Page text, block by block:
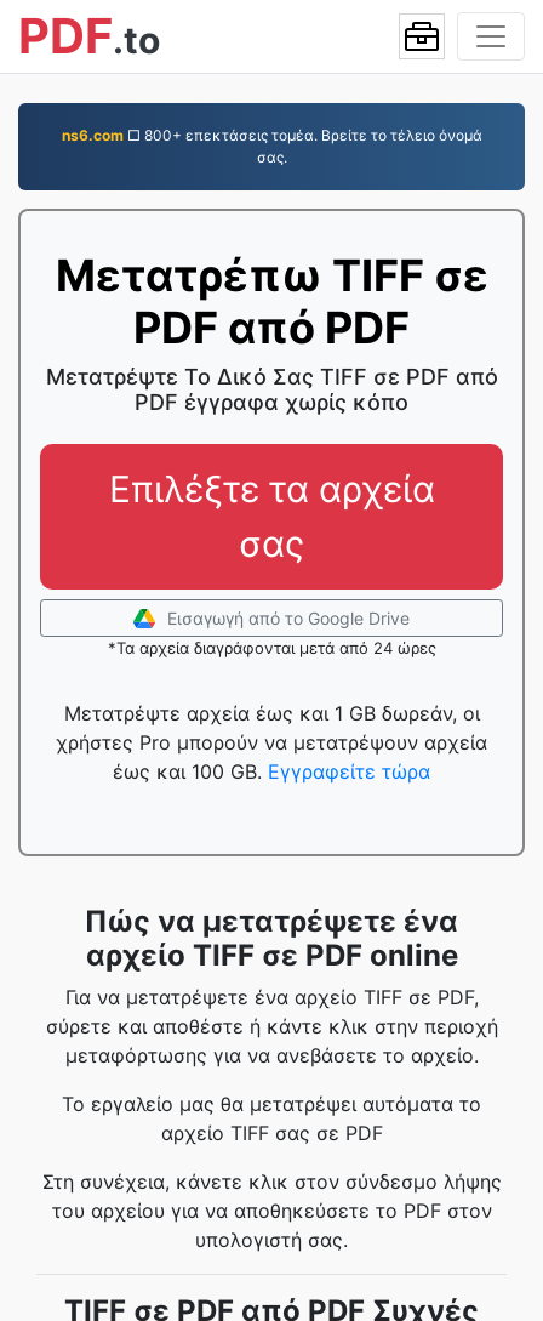
PDF.to
ns6.com□ 800+ επεκτάσεις τομέα. Βρείτε το τέλειο όνομά
σας.
Μετατρέπω TIFF σε
PDF από PDF
Μετατρέψτε Το Δικό Σας TIFF σε PDF από
PDF έγγραφα χωρίς κόπο
Επιλέξτε τα αρχεία
σας
Εισαγωγή από το Google Drive
*Τα αρχεία διαγράφονται μετά από 24 ώρες
Μετατρέψτε αρχεία έως και 1 GB δωρεάν, οι
χρήστες Pro μπορούν να μετατρέψουν αρχεία
έως και 100 GB. Εγγραφείτε τώρα
Πώς να μετατρέψετε ένα
αρχείο TIFF σε PDF online
Για να μετατρέψετε ένα αρχείο TIFF σε PDF,
σύρετε και αποθέστε ή κάντε κλικ στην περιοχή
μεταφόρτωσης για να ανεβάσετε το αρχείο.
Το εργαλείο μας θα μετατρέψει αυτόματα το
αρχείο TIFF σας σε PDF
Στη συνέχεια, κάνετε κλικ στον σύνδεσμο λήψης
του αρχείου για να αποθηκεύσετε το PDF στον
υπολογιστή σας.
TIFF σε PDF από PDF Συχνές